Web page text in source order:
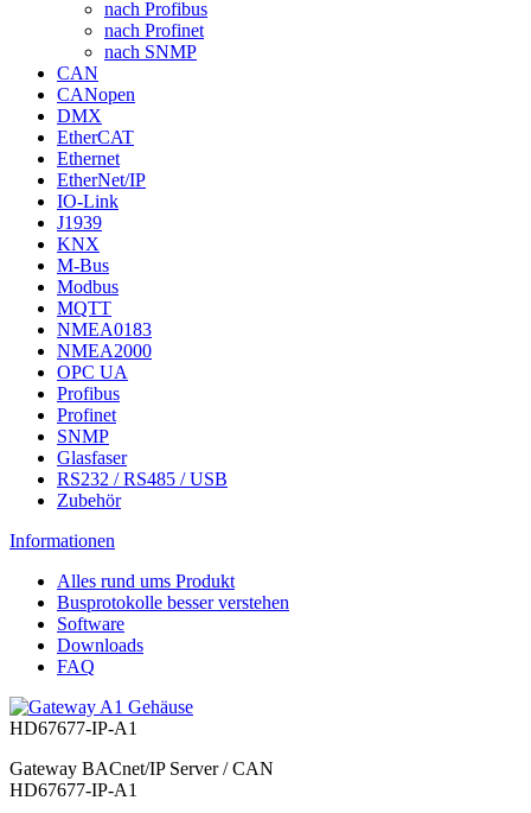
nach Profibus
nach Profinet
nach SNMP
CAN
CANopen
DMX
EtherCAT
Ethernet
EtherNet/IP
IO-Link
J1939
KNX
M-Bus
Modbus
MQTT
NMEA0183
NMEA2000
OPC UA
Profibus
Profinet
SNMP
Glasfaser
RS232 / RS485 / USB
Zubehör
Informationen
Alles rund ums Produkt
Busprotokolle besser verstehen
Software
Downloads
FAQ
HD67677-IP-A1
Gateway BACnet/IP Server / CAN
HD67677-IP-A1